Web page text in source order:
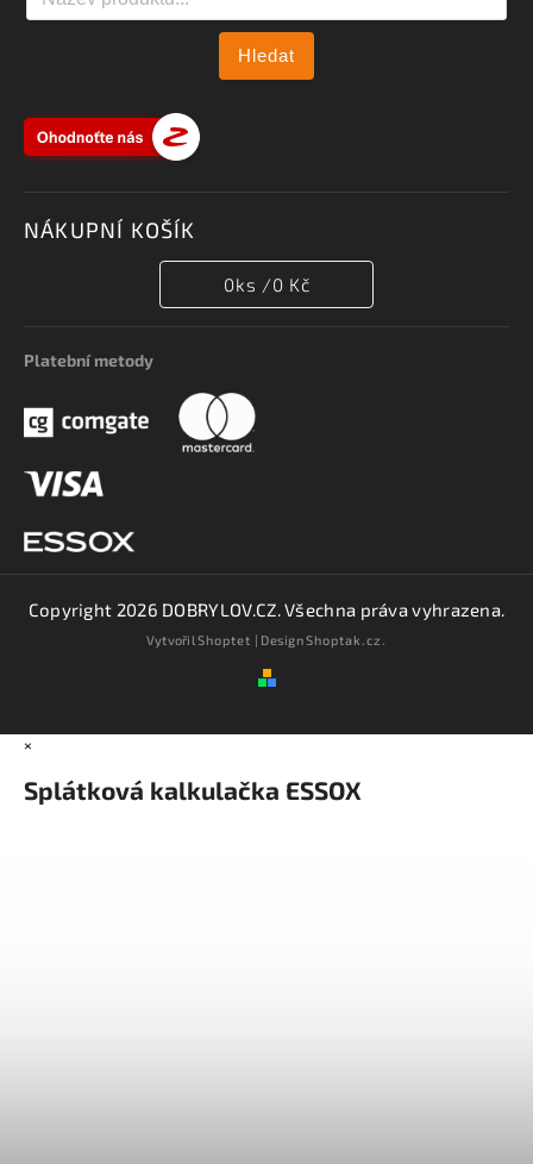
Hledat
NÁKUPNÍ KOŠÍK
0ks /0 Kč
Platební metody
Copyright 2026 DOBRYLOV.CZ. Všechna práva vyhrazena.
VytvořilShoptet | DesignShoptak.cz.
×
Splátková kalkulačka ESSOX